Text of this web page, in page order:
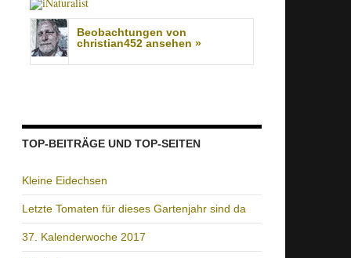
Beobachtungen von
christian452 ansehen »
TOP-BEITRÄGE UND TOP-SEITEN
Kleine Eidechsen
Letzte Tomaten für dieses Gartenjahr sind da
37. Kalenderwoche 2017